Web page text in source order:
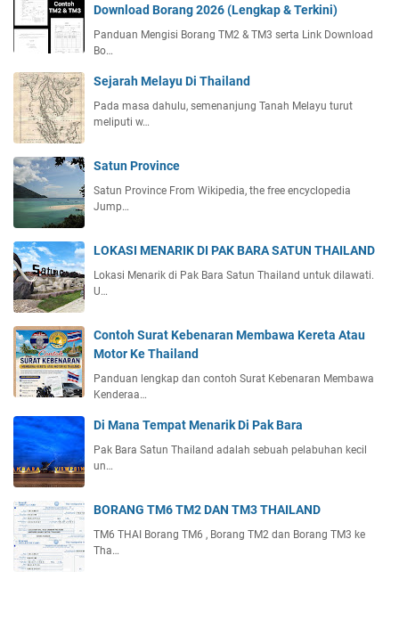
Download Borang 2026 (Lengkap & Terkini)
Panduan Mengisi Borang TM2 & TM3 serta Link Download
Bo…
Sejarah Melayu Di Thailand
Pada masa dahulu, semenanjung Tanah Melayu turut
meliputi w…
Satun Province
Satun Province From Wikipedia, the free encyclopedia
Jump…
LOKASI MENARIK DI PAK BARA SATUN THAILAND
Lokasi Menarik di Pak Bara Satun Thailand untuk dilawati.
U…
Contoh Surat Kebenaran Membawa Kereta Atau
Motor Ke Thailand
Panduan lengkap dan contoh Surat Kebenaran Membawa
Kenderaa…
Di Mana Tempat Menarik Di Pak Bara
Pak Bara Satun Thailand adalah sebuah pelabuhan kecil
un…
BORANG TM6 TM2 DAN TM3 THAILAND
TM6 THAI Borang TM6 , Borang TM2 dan Borang TM3 ke
Tha…